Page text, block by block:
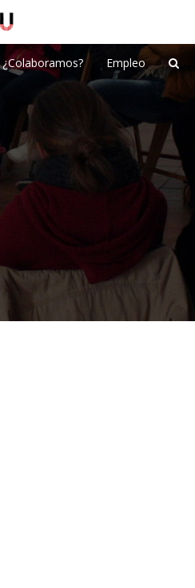
¿Colaboramos? Empleo